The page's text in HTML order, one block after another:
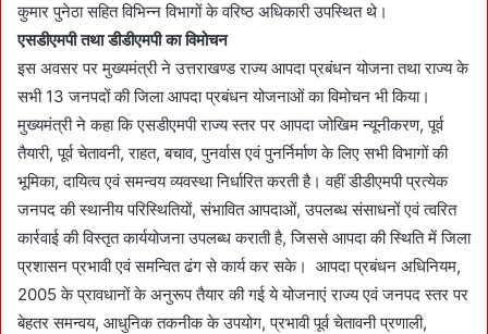
कुमार पुनेठा सहित विभिन्न विभागों के वरिष्ठ अधिकारी उपस्थित थे।
एसडीएमपी तथा डीडीएमपी का विमोचन
इस अवसर पर मुख्यमंत्री ने उत्तराखण्ड राज्य आपदा प्रबंधन योजना तथा राज्य के
सभी 13 जनपदों की जिला आपदा प्रबंधन योजनाओं का विमोचन भी किया।
मुख्यमंत्री ने कहा कि एसडीएमपी राज्य स्तर पर आपदा जोखिम न्यूनीकरण, पूर्व
तैयारी, पूर्व चेतावनी, राहत, बचाव, पुनर्वास एवं पुनर्निर्माण के लिए सभी विभागों की
भूमिका, दायित्व एवं समन्वय व्यवस्था निर्धारित करती है। वहीं डीडीएमपी प्रत्येक
जनपद की स्थानीय परिस्थितियों, संभावित आपदाओं, उपलब्ध संसाधनों एवं त्वरित
कार्रवाई की विस्तृत कार्ययोजना उपलब्ध कराती है, जिससे आपदा की स्थिति में जिला
प्रशासन प्रभावी एवं समन्वित ढंग से कार्य कर सके। आपदा प्रबंधन अधिनियम,
2005 के प्रावधानों के अनुरूप तैयार की गई ये योजनाएं राज्य एवं जनपद स्तर पर
बेहतर समन्वय, आधुनिक तकनीक के उपयोग, प्रभावी पूर्व चेतावनी प्रणाली,